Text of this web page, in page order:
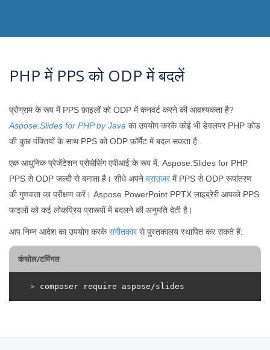
PHP में PPS को ODP में बदलें
प्रोग्राम के रूप में PPS फ़ाइलों को ODP में कनवर्ट करने की आवश्यकता है?
Aspose.Slides for PHP by Java का उपयोग करके कोई भी डेवलपर PHP कोड
की कुछ पंक्तियों के साथ PPS को ODP फ़ॉर्मैट में बदल सकता है .
एक आधुनिक प्रेजेंटेशन प्रोसेसिंग एपीआई के रूप में, Aspose.Slides for PHP
PPS से ODP जल्दी से बनाता है। सीधे अपने ब्राउज़रमें PPS से ODP रूपांतरण
की गुणवत्ता का परीक्षण करें। Aspose PowerPoint PPTX लाइब्रेरी आपको PPS
फाइलों को कई लोकप्रिय प्रारूपों में बदलने की अनुमति देती है।
आप निम्न आदेश का उपयोग करकेसंगीतकारसे पुस्तकालय स्थापित कर सकते हैं:
कंसोल/टर्मिनल
> composer require aspose/slides